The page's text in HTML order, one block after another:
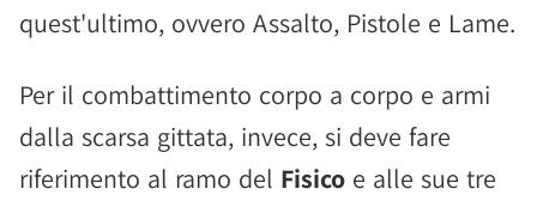
quest'ultimo, ovvero Assalto, Pistole e Lame.
Per il combattimento corpo a corpo e armi
dalla scarsa gittata, invece, si deve fare
riferimento al ramo del Fisico e alle sue tre